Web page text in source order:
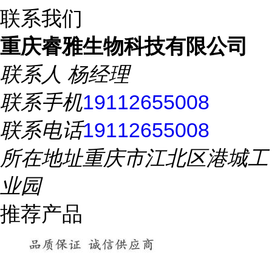
联系我们
重庆睿雅生物科技有限公司
联系人 杨经理
联系手机19112655008
联系电话19112655008
所在地址重庆市江北区港城工
业园
推荐产品